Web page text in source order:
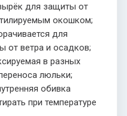
для защиты от
окошком;
для
от ветра и осадков;
в разных
люльки;
обивка
при температуре